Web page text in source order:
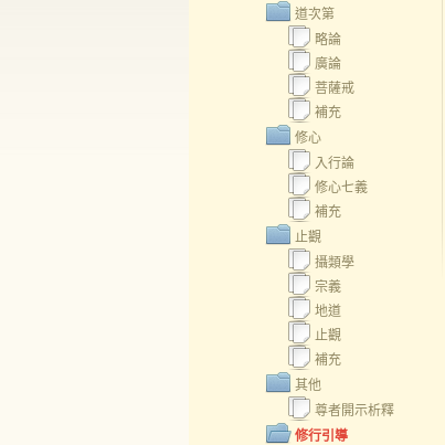
道次第
略論
廣論
菩薩戒
補充
修心
入行論
修心七義
補充
止觀
攝類學
宗義
地道
止觀
補充
其他
尊者開示析釋
修行引導